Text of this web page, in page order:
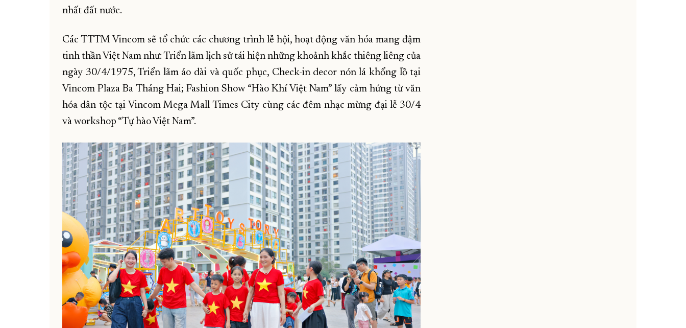
nhất đất nước.
Các TTTM Vincom sẽ tổ chức các chương trình lễ hội, hoạt động văn hóa mang đậm
tinh thần Việt Nam như: Triển lãm lịch sử tái hiện những khoảnh khắc thiêng liêng của
ngày 30/4/1975, Triển lãm áo dài và quốc phục, Check-in decor nón lá khổng lồ tại
Vincom Plaza Ba Tháng Hai; Fashion Show “Hào Khí Việt Nam” lấy cảm hứng từ văn
hóa dân tộc tại Vincom Mega Mall Times City cùng các đêm nhạc mừng đại lễ 30/4
và workshop “Tự hào Việt Nam”.